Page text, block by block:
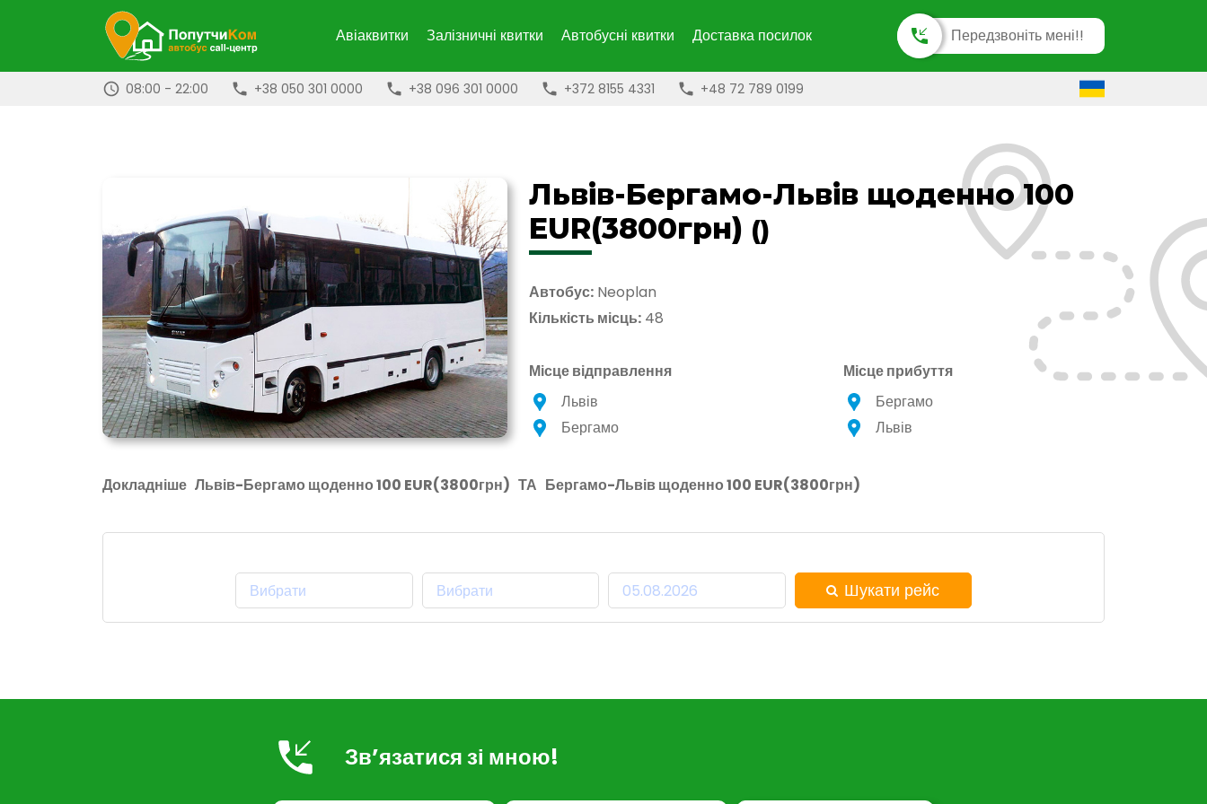
Авіаквитки Залізничні квитки Автобусні квитки Доставка посилок Передзвоніть мені!!
08:00 - 22:00 +38 050 301 0000 +38 096 301 0000 +372 8155 4331 +48 72 789 0199
Львів-Бергамо-Львів щоденно 100
EUR(3800грн) ()
Автобус: Neoplan
Кількість місць: 48
Місце відправлення
Львів
Бергамо
Місце прибуття
Бергамо
Львів
Докладніше Львів-Бергамо щоденно 100 EUR(3800грн) ТА Бергамо-Львів щоденно 100 EUR(3800грн)
Шукати рейс
Зв’язатися зі мною!